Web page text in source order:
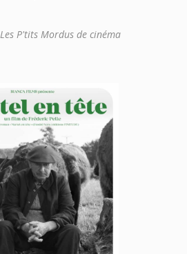
Les P'tits Mordus de cinéma